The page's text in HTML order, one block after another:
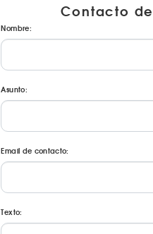
Contacto
Nombre:
Asunto:
Email de contacto:
Texto: